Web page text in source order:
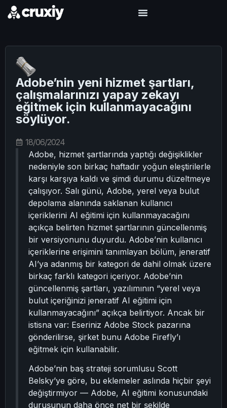
Adobe’nin yeni hizmet şartları,
çalışmalarınızı yapay zekayı
eğitmek için kullanmayacağını
söylüyor.
18/06/2024
Adobe, hizmet şartlarında yaptığı değişiklikler
nedeniyle son birkaç haftadır yoğun eleştirilerle
karşı karşıya kaldı ve şimdi durumu düzeltmeye
çalışıyor. Salı günü, Adobe, yerel veya bulut
depolama alanında saklanan kullanıcı
içeriklerini AI eğitimi için kullanmayacağını
açıkça belirten hizmet şartlarının güncellenmiş
bir versiyonunu duyurdu. Adobe’nin kullanıcı
içeriklerine erişimini tanımlayan bölüm, jeneratif
AI’ya adanmış bir kategori de dahil olmak üzere
birkaç farklı kategori içeriyor. Adobe’nin
güncellenmiş şartları, yazılımının “yerel veya
bulut içeriğinizi jeneratif AI eğitimi için
kullanmayacağını” açıkça belirtiyor. Ancak bir
istisna var: Eseriniz Adobe Stock pazarına
gönderilirse, şirket bunu Adobe Firefly’ı
eğitmek için kullanabilir.
Adobe’nin baş strateji sorumlusu Scott
Belsky’ye göre, bu eklemeler aslında hiçbir şeyi
değiştirmiyor — Adobe, AI eğitimi konusundaki
duruşunun daha önce net bir şekilde